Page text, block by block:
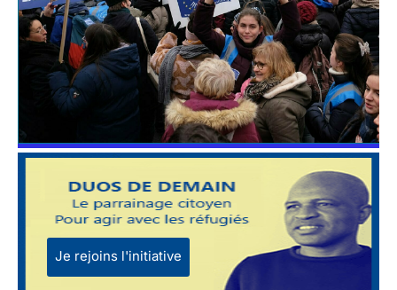
Je rejoins l'initiative